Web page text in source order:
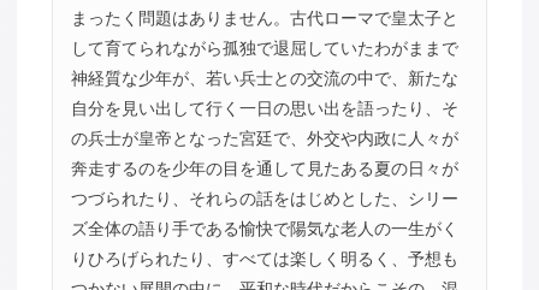
まったく問題はありません。古代ローマで皇太子と
して育てられながら孤独で退屈していたわがままで
神経質な少年が、若い兵士との交流の中で、新たな
自分を見い出して行く一日の思い出を語ったり、そ
の兵士が皇帝となった宮廷で、外交や内政に人々が
奔走するのを少年の目を通して見たある夏の日々が
つづられたり、それらの話をはじめとした、シリー
ズ全体の語り手である愉快で陽気な老人の一生がく
りひろげられたり、すべては楽しく明るく、予想も